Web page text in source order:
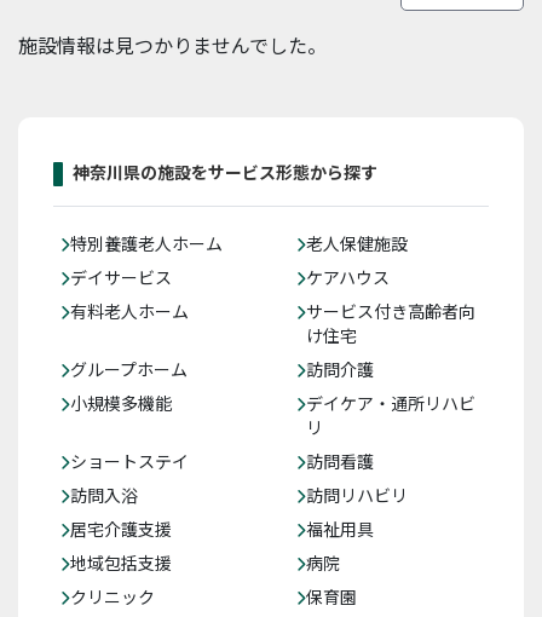
施設情報は見つかりませんでした。
神奈川県の施設をサービス形態から探す
特別養護老人ホーム
老人保健施設
デイサービス
ケアハウス
有料老人ホーム
サービス付き高齢者向
け住宅
グループホーム
訪問介護
小規模多機能
デイケア・通所リハビ
リ
ショートステイ
訪問看護
訪問入浴
訪問リハビリ
居宅介護支援
福祉用具
地域包括支援
病院
クリニック
保育園